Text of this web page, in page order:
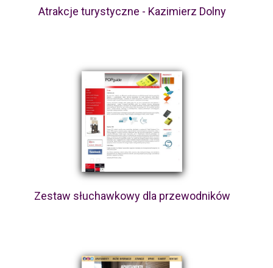
Atrakcje turystyczne - Kazimierz Dolny
Zestaw słuchawkowy dla przewodników